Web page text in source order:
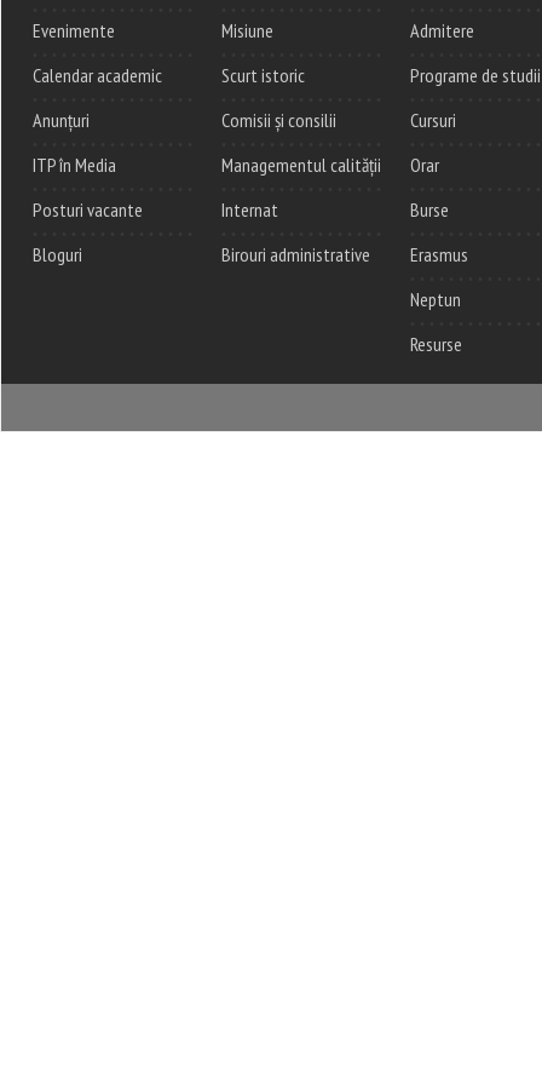
Evenimente
Calendar academic
Anunțuri
ITP în Media
Posturi vacante
Bloguri
Misiune
Scurt istoric
Comisii și consilii
Managementul calității
Internat
Birouri administrative
Admitere
Programe de studii
Cursuri
Orar
Burse
Erasmus
Neptun
Resurse